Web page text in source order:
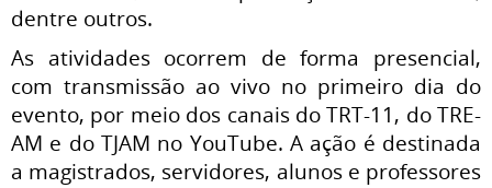
dentre outros.
As atividades ocorrem de forma presencial,
com transmissão ao vivo no primeiro dia do
evento, por meio dos canais do TRT-11, do TRE-
AM e do TJAM no YouTube. A ação é destinada
a magistrados, servidores, alunos e professores